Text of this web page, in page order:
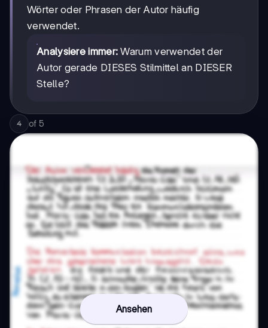
Wörter oder Phrasen der Autor häufig
verwendet.
Analysiere immer: Warum verwendet der
Autor gerade DIESES Stilmittel an DIESER
Stelle?
4 of 5
Ansehen